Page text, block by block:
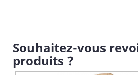
Souhaitez-vous
produits ?